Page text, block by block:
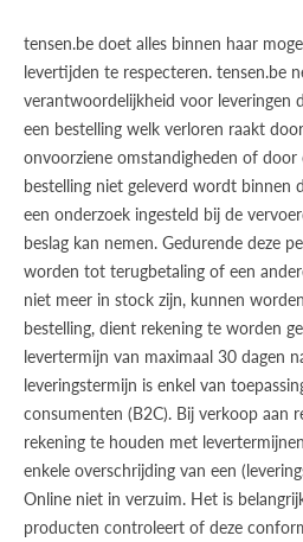
tensen.be doet alles binnen haar
levertijden te respecteren. tensen.be
verantwoordelijkheid voor leveringen
een bestelling welk verloren raakt
onvoorziene omstandigheden of door
bestelling niet geleverd wordt binnen
een onderzoek ingesteld bij de
beslag kan nemen. Gedurende deze
worden tot terugbetaling of een
niet meer in stock zijn, kunnen
bestelling, dient rekening te worden
levertermijn van maximaal 30 dagen
leveringstermijn is enkel van
consumenten (B2C). Bij verkoop aan
rekening te houden met
enkele overschrijding van een
Online niet in verzuim. Het is
producten controleert of deze